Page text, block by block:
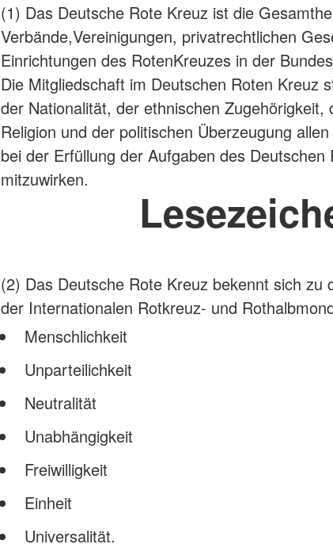
(1) Das Deutsche Rote Kreuz ist die
Verbände,Vereinigungen, privatrechtlichen
Einrichtungen des RotenKreuzes in der
Die Mitgliedschaft im Deutschen Roten Kreuz
der Nationalität, der ethnischen Zugehörigkeit,
Religion und der politischen Überzeugung
bei der Erfüllung der Aufgaben des Deutschen
mitzuwirken.
(2) Das Deutsche Rote Kreuz bekennt sich zu
der Internationalen Rotkreuz- und
Menschlichkeit
Unparteilichkeit
Neutralität
Unabhängigkeit
Freiwilligkeit
Einheit
Universalität.